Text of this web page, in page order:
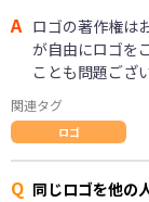
A ロゴの著作権は
が自由にロゴを
ことも問題ござ
関連タグ
ロゴ
Q 同じロゴを他の